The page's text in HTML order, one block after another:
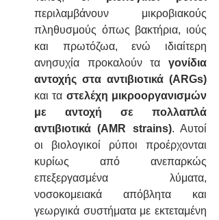
περιλαμβάνουν μικροβιακούς
πληθυσμούς όπως βακτήρια, ιούς
και πρωτόζωα, ενώ ιδιαίτερη
ανησυχία προκαλούν τα γονίδια
αντοχής στα αντιβιοτικά (ARGs)
και τα στελέχη μικροοργανισμών
με αντοχή σε πολλαπλά
αντιβιοτικά (AMR strains). Αυτοί
οι βιολογικοί ρύποι προέρχονται
κυρίως από ανεπαρκώς
επεξεργασμένα λύματα,
νοσοκομειακά απόβλητα και
γεωργικά συστήματα με εκτεταμένη